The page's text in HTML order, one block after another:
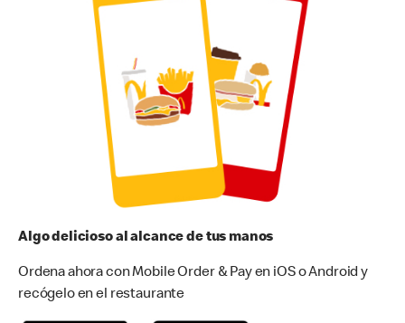
Algo delicioso al alcance de tus manos
Ordena ahora con Mobile Order & Pay en iOS o Android y
recógelo en el restaurante